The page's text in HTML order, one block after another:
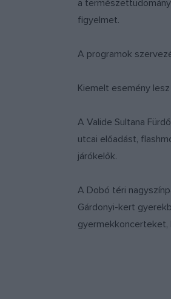
a
figyelmet.
A programok
Kiemelt esemény
A Valide Sultana
utcai előadást,
járókelők.
A Dobó téri
Gárdonyi-kert
gyermekkoncerteket,